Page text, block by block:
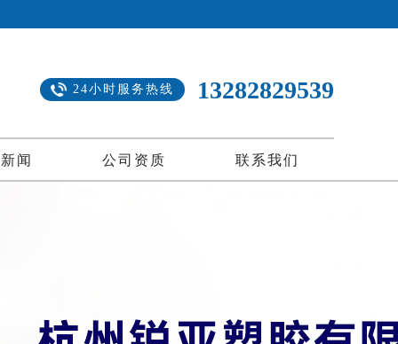
24小时服务热线 13282829539
闻 公司资质 联系我们